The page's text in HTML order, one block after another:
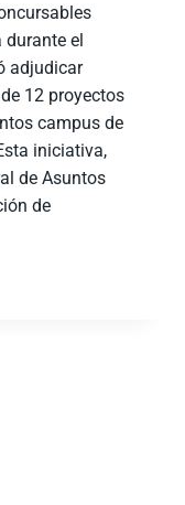
durante el
adjudicar
12 proyectos
campus de
iniciativa,
de Asuntos
de